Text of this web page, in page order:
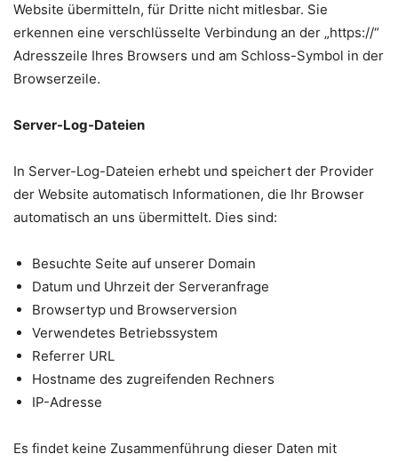
Website übermitteln, für Dritte nicht mitlesbar. Sie
erkennen eine verschlüsselte Verbindung an der „https://“
Adresszeile Ihres Browsers und am Schloss-Symbol in der
Browserzeile.
Server-Log-Dateien
In Server-Log-Dateien erhebt und speichert der Provider
der Website automatisch Informationen, die Ihr Browser
automatisch an uns übermittelt. Dies sind:
Besuchte Seite auf unserer Domain
Datum und Uhrzeit der Serveranfrage
Browsertyp und Browserversion
Verwendetes Betriebssystem
Referrer URL
Hostname des zugreifenden Rechners
IP-Adresse
Es findet keine Zusammenführung dieser Daten mit